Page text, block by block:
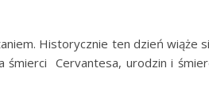
Historycznie ten dzień wiąże
Cervantesa, urodzin i